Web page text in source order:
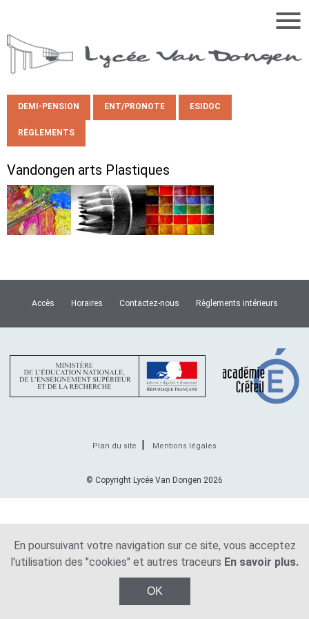
En poursuivant votre navigation sur ce site, vous acceptez
l'utilisation des "cookies" et autres traceurs En savoir plus.
OK
DEMI-PENSION ENT/PRONOTE ESIDOC
RÈGLEMENTS
Vandongen arts Plastiques
Accès Horaires Contactez-nous Règlements intérieurs
Plan du site Mentions légales
© Copyright Lycée Van Dongen 2026